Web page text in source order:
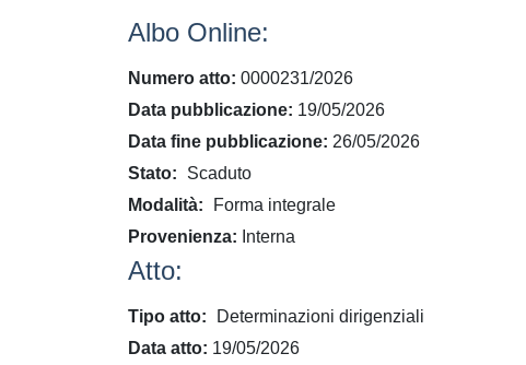
Albo Online:
Numero atto 0000231/2026
Data pubblicazione 19/05/2026
Data fine pubblicazione 26/05/2026
Stato
Scaduto
Modalità
Forma integrale
Provenienza
Interna
Atto:
Tipo atto
Determinazioni dirigenziali
Data atto 19/05/2026